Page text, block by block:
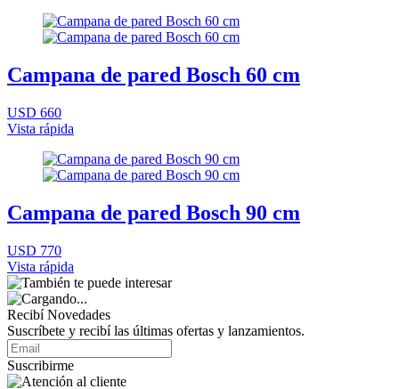
Campana de pared Bosch 60 cm
USD 660
Vista rápida
Campana de pared Bosch 90 cm
USD 770
Vista rápida
Recibí Novedades
Suscríbete y recibí las últimas ofertas y lanzamientos.
Suscribirme